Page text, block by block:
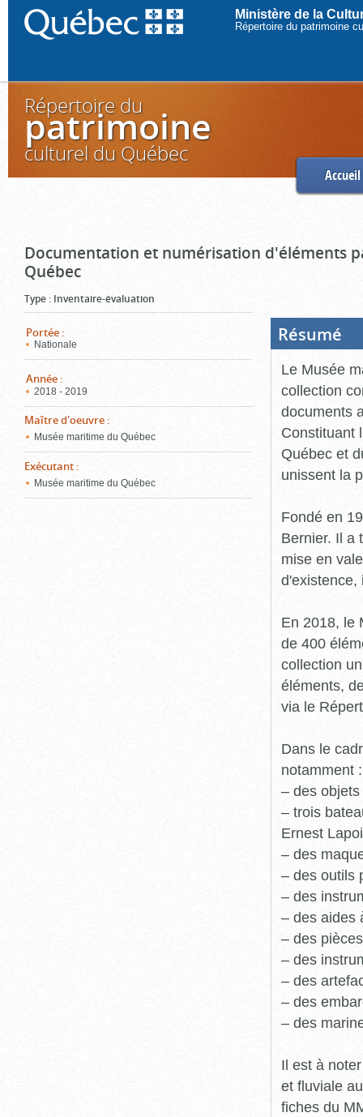
Ministère de la
Répertoire du patrimoine
Répertoire du
patrimoine
culturel du Québec
Accueil
Documentation et numérisation d'éléments
Québec
Type : Inventaire-évaluation
Portée :
Nationale
Année :
2018 - 2019
Maître d'oeuvre :
Musée maritime du Québec
Exécutant :
Musée maritime du Québec
Résumé
Le Musée
collection
documents
Constituant
Québec et
unissent la
Fondé en
Bernier. Il a
mise en
d'existence,
En 2018, le
de 400
collection
éléments,
via le
Dans le
notamment :
– des
– trois
Ernest
– des
– des outils
– des
– des aides
– des
– des
– des
– des
– des
Il est à
et fluviale
fiches du